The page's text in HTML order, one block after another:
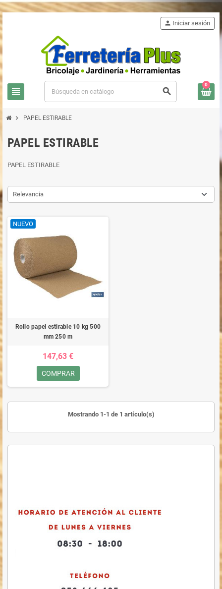
view_headline search
person Iniciar sesión
0
chevron_right PAPEL ESTIRABLE
PAPEL ESTIRABLE
PAPEL ESTIRABLE
Relevancia
NUEVO
Rollo papel estirable 10 kg 500
mm 250 m
147,63 €
COMPRAR
Mostrando 1-1 de 1 artículo(s)